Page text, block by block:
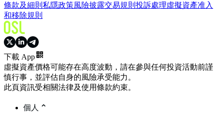
條款及細則 私隱政策風險披露交易規則 投訴處理虛擬資產准入
和移除規則
下載 App
虛擬資產價格可能存在高度波動，請在參與任何投資活動前謹
慎行事，並評估自身的風險承受能力。
此頁資訊受相關法律及使用條款約束。
個人